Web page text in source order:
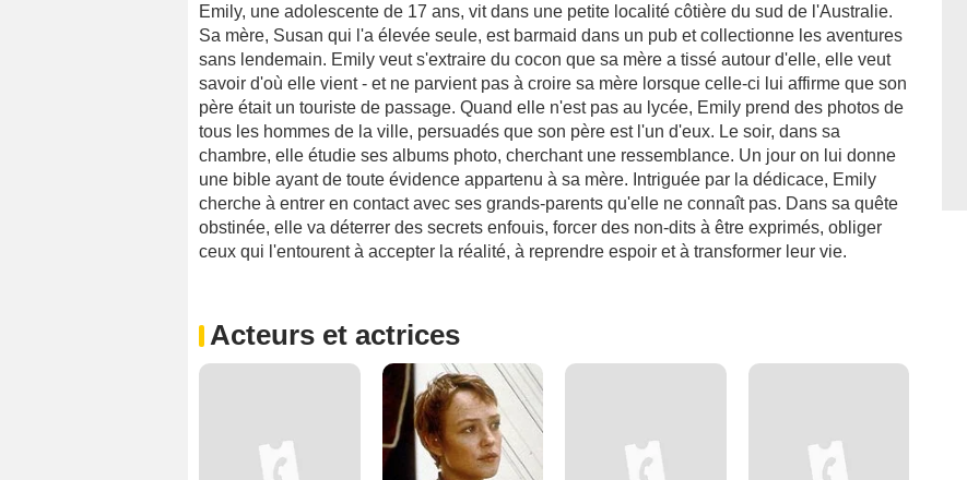
Emily, une adolescente de 17 ans, vit dans une petite localité côtière du sud de l'Australie.
Sa mère, Susan qui l'a élevée seule, est barmaid dans un pub et collectionne les aventures
sans lendemain. Emily veut s'extraire du cocon que sa mère a tissé autour d'elle, elle veut
savoir d'où elle vient - et ne parvient pas à croire sa mère lorsque celle-ci lui affirme que son
père était un touriste de passage. Quand elle n'est pas au lycée, Emily prend des photos de
tous les hommes de la ville, persuadés que son père est l'un d'eux. Le soir, dans sa
chambre, elle étudie ses albums photo, cherchant une ressemblance. Un jour on lui donne
une bible ayant de toute évidence appartenu à sa mère. Intriguée par la dédicace, Emily
cherche à entrer en contact avec ses grands-parents qu'elle ne connaît pas. Dans sa quête
obstinée, elle va déterrer des secrets enfouis, forcer des non-dits à être exprimés, obliger
ceux qui l'entourent à accepter la réalité, à reprendre espoir et à transformer leur vie.
Acteurs et actrices